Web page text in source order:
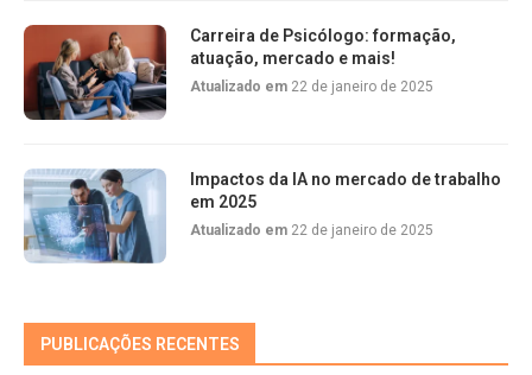
Carreira de Psicólogo: formação,
atuação, mercado e mais!
Atualizado em 22 de janeiro de 2025
Impactos da IA no mercado de trabalho
em 2025
Atualizado em 22 de janeiro de 2025
PUBLICAÇÕES RECENTES